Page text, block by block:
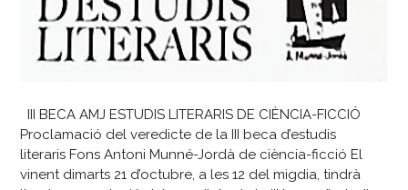
III BECA AMJ ESTUDIS LITERARIS DE CIÈNCIA-FICCIÓ
Proclamació del veredicte de la III beca d’estudis
literaris Fons Antoni Munné-Jordà de ciència-ficció El
vinent dimarts 21 d’octubre, a les 12 del migdia, tindrà